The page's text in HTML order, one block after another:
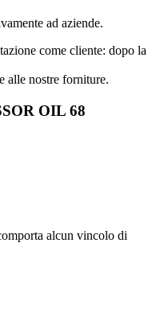
ad aziende.
come cliente: dopo la
alle nostre forniture.
OIL 68
alcun vincolo di